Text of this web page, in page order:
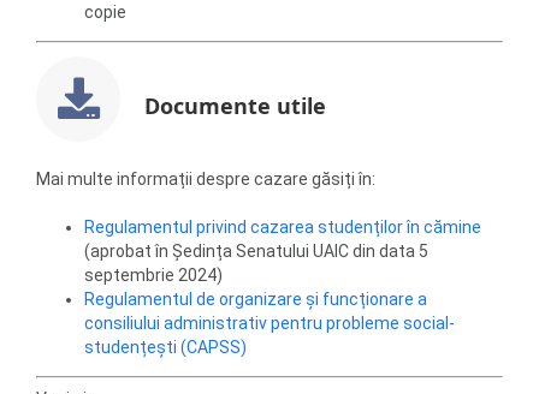
copie
Documente utile
Mai multe informații despre cazare găsiți în:
Regulamentul privind cazarea studenților în cămine
(aprobat în Ședința Senatului UAIC din data 5
septembrie 2024)
Regulamentul de organizare și funcționare a
consiliului administrativ pentru probleme social-
studențești (CAPSS)